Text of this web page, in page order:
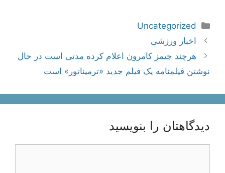
دسته‌ها
Uncategorized
ناوبری
نوشته‌ها
اخبار ورزشی
هرچند جیمز کامرون اعلام کرده مدتی است در حال
نوشتن فیلمنامه یک فیلم جدید «ترمیناتور» است
دیدگاهتان را بنویسید